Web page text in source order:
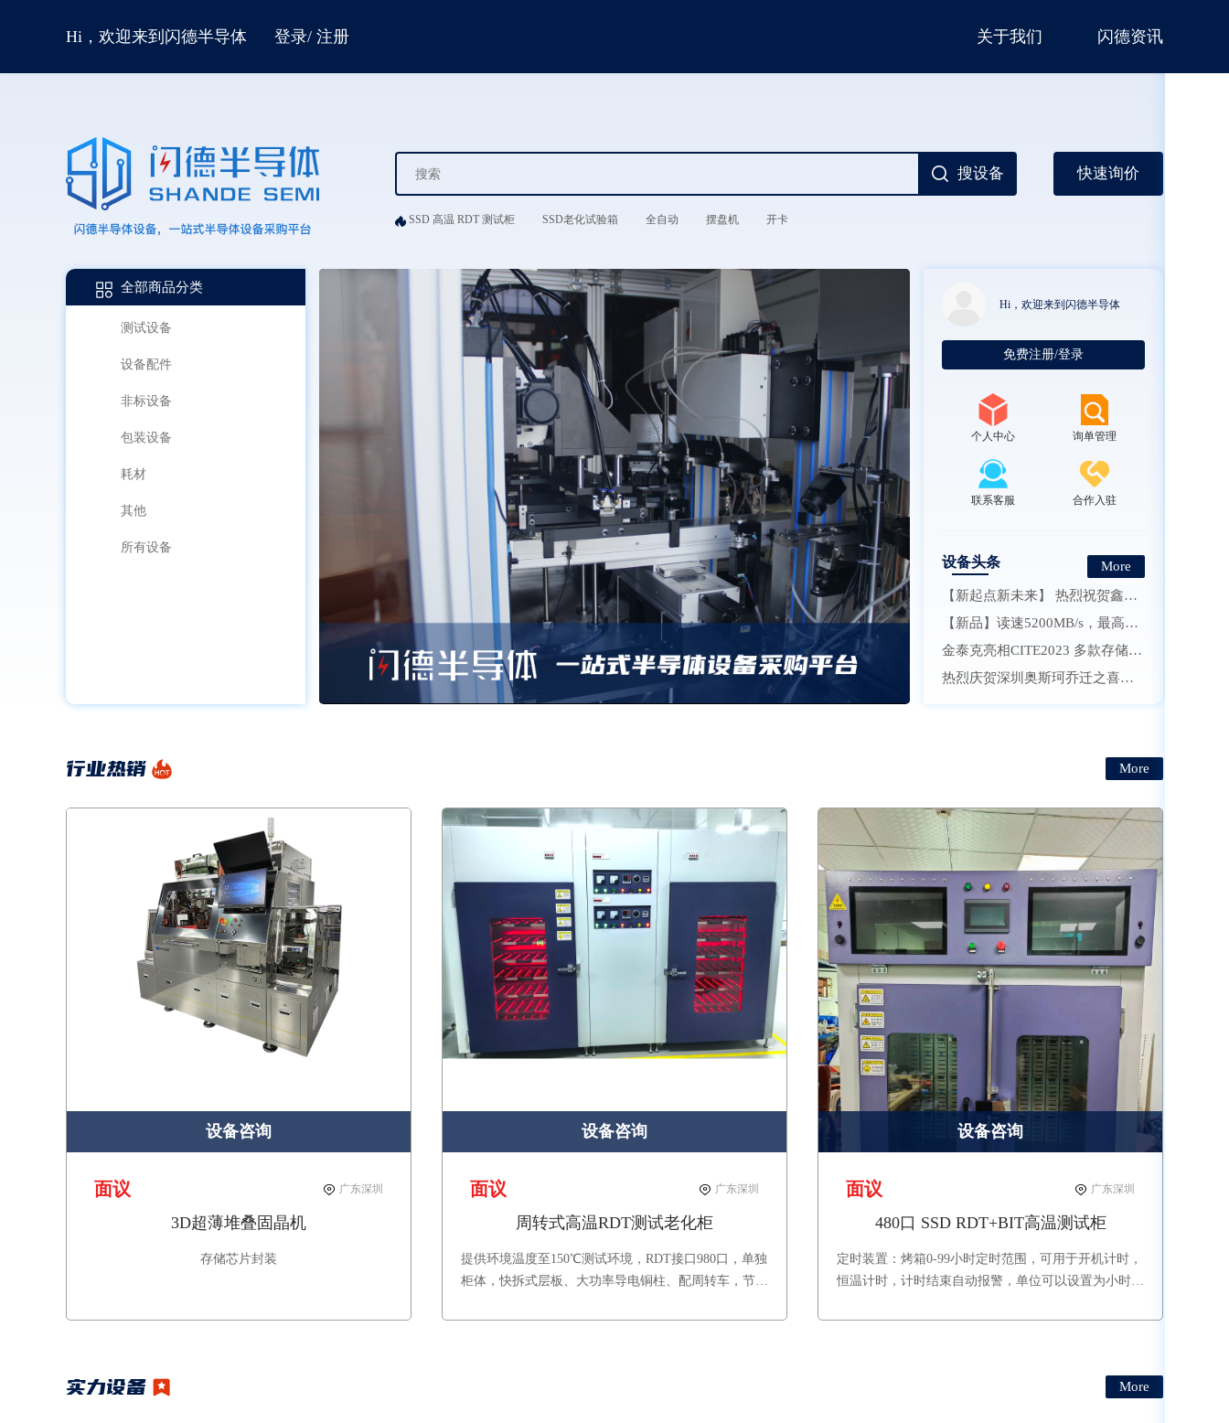
Hi，欢迎来到闪德半导体 登录/ 注册 关于我们 闪德资讯
搜设备 快速询价
SSD 高温 RDT 测试柜 SSD老化试验箱 全自动 摆盘机 开卡
全部商品分类
测试设备
设备配件
非标设备
包装设备
耗材
其他
所有设备
Hi，欢迎来到闪德半导体
免费注册/登录
个人中心 询单管理
联系客服 合作入驻
设备头条
More
【新起点新未来】 热烈祝贺鑫硕泰科技有限公司乔迁大喜
【新品】读速5200MB/s，最高可选2TB，劲芯GMT3000 SSD发布
金泰克亮相CITE2023 多款存储新品受瞩目
热烈庆贺深圳奥斯珂乔迁之喜，开启信创新征程！
行业热销 More
设备咨询
面议 广东深圳
3D超薄堆叠固晶机
存储芯片封装
设备咨询
面议 广东深圳
周转式高温RDT测试老化柜
提供环境温度至150℃测试环境，RDT接口980口，单独
柜体，快拆式层板、大功率导电铜柱、配周转车，节约
设备咨询
面议 广东深圳
480口 SSD RDT+BIT高温测试柜
定时装置：烤箱0-99小时定时范围，可用于开机计时，
恒温计时，计时结束自动报警，单位可以设置为小时、
实力设备 More